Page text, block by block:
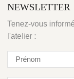
NEWSLETTER
Tenez-vous
l'atelier :